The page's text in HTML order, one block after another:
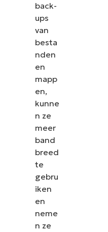
back-
ups
van
besta
nden
en
mapp
en,
kunne
n ze
meer
band
breed
te
gebru
iken
en
neme
n ze